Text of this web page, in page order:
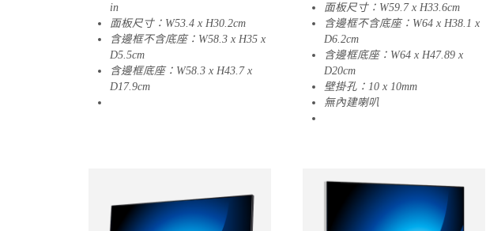
in
面板尺寸：W53.4 x H30.2cm
含邊框不含底座：W58.3 x H35 x
D5.5cm
含邊框底座：W58.3 x H43.7 x
D17.9cm
面板尺寸：W59.7 x H33.6cm
含邊框不含底座：W64 x H38.1 x
D6.2cm
含邊框底座：W64 x H47.89 x
D20cm
壁掛孔：10 x 10mm
無內建喇叭